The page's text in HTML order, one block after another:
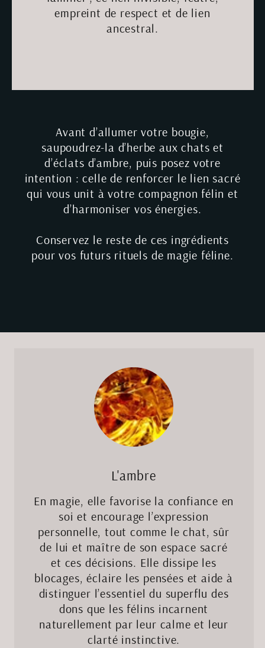
empreint de respect et de lien
ancestral.
Avant d’allumer votre bougie,
saupoudrez-la d’herbe aux chats et
d’éclats d’ambre, puis posez votre
intention : celle de renforcer le lien sacré
qui vous unit à votre compagnon félin et
d’harmoniser vos énergies.
Conservez le reste de ces ingrédients
pour vos futurs rituels de magie féline.
L'ambre
En magie, elle favorise la confiance en
soi et encourage l’expression
personnelle, tout comme le chat, sûr
de lui et maître de son espace sacré
et ces décisions. Elle dissipe les
blocages, éclaire les pensées et aide à
distinguer l’essentiel du superflu des
dons que les félins incarnent
naturellement par leur calme et leur
clarté instinctive.